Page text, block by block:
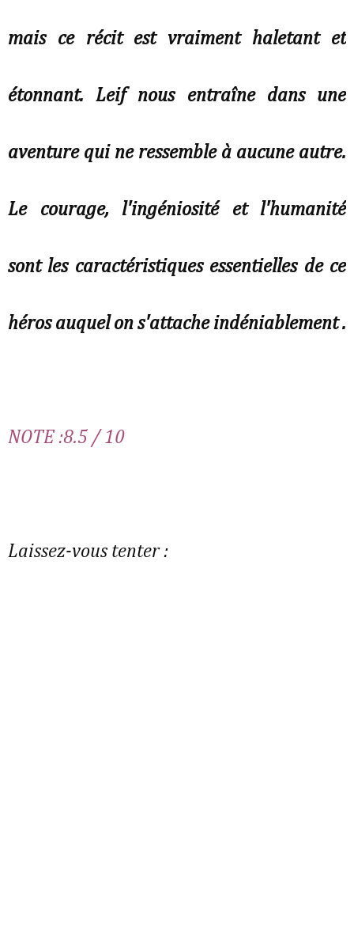
mais ce récit est vraiment haletant et
étonnant. Leif nous entraîne dans une
aventure qui ne ressemble à aucune autre.
Le courage, l'ingéniosité et l'humanité
sont les caractéristiques essentielles de ce
héros auquel on s'attache indéniablement .
NOTE :8.5 / 10
Laissez-vous tenter :